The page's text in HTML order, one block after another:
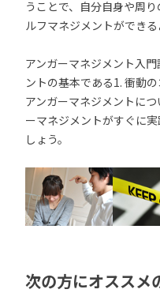
うことで、自分自身や周
ルフマネジメントができる
アンガーマネジメント入
ントの基本である1. 衝動
アンガーマネジメントに
ーマネジメントがすぐに
しょう。
次の方にオススメ